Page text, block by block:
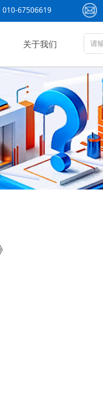
关于我们
010-67506619